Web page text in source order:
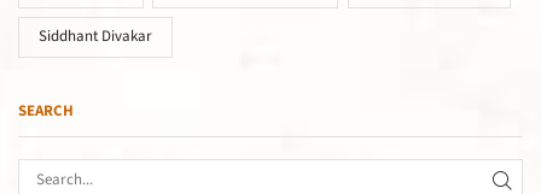
Siddhant Divakar
SEARCH